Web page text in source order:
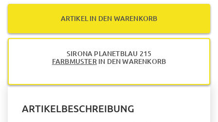
ARTIKEL IN DEN WARENKORB
SIRONA PLANETBLAU 215
FARBMUSTERIN DEN WARENKORB
ARTIKELBESCHREIBUNG